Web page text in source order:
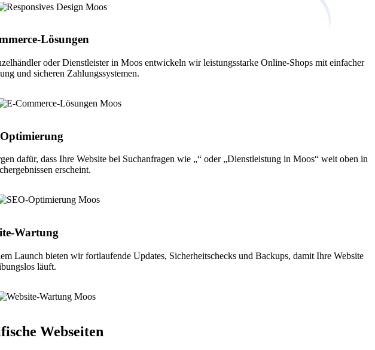
Lösungen
oder Dienstleister in Moos entwickeln wir leistungsstarke Online-Shops mit einfacher
und sicheren Zahlungssystemen.
dafür, dass Ihre Website bei Suchanfragen wie „“ oder „Dienstleistung in Moos“ weit oben in
erscheint.
Wartung
Launch bieten wir fortlaufende Updates, Sicherheitschecks und Backups, damit Ihre Website
läuft.
Webseiten